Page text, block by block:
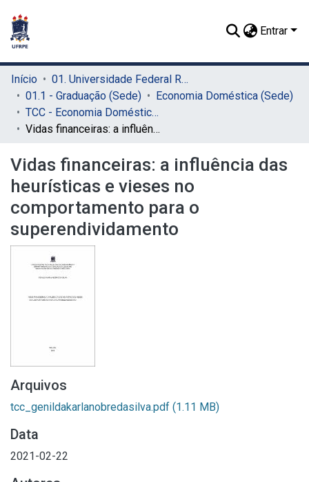
Entrar
Início
01. Universidade Federal Rural de Pernambuco - UFRPE (Sede)
01.1 - Graduação (Sede)
Economia Doméstica (Sede)
TCC - Economia Doméstica (Sede)
Vidas financeiras: a influência das heurísticas e vieses no comportamento para o superendividamento
Vidas financeiras: a influência das
heurísticas e vieses no
comportamento para o
superendividamento
Arquivos
tcc_genildakarlanobredasilva.pdf (1.11 MB)
Data
2021-02-22